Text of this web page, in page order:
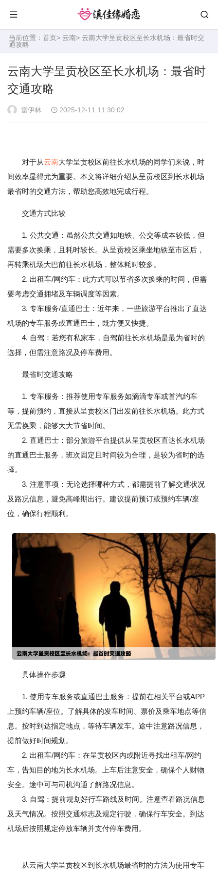
当前位置： 首页> 云南> 云南大学呈贡校区至长水机场：最省时交
通攻略
云南大学呈贡校区至长水机场：最省时
交通攻略
雷伊林 2025-12-11 11:30:02
对于从云南大学呈贡校区前往长水机场的同学们来说，时
间效率显得尤为重要。本文将详细介绍从呈贡校区到长水机场
最省时的交通方法，帮助您高效地完成行程。
交通方式比较
1. 公共交通：虽然公共交通如地铁、公交等成本较低，但
需要多次换乘，且耗时较长。从呈贡校区乘坐地铁至市区后，
再转乘机场大巴前往长水机场，整体耗时较多。
2. 出租车/网约车：此方式可以节省多次换乘的时间，但需
要考虑交通拥堵及车辆调度等因素。
3. 专车服务/直通巴士：近年来，一些旅游平台推出了直达
机场的专车服务或直通巴士，既方便又快捷。
4. 自驾：若您有私家车，自驾前往长水机场是最为省时的
选择，但需注意路况及停车费用。
最省时交通攻略
1. 专车服务：推荐使用专车服务如滴滴专车或首汽约车
等，提前预约，直接从呈贡校区门出发前往长水机场。此方式
无需换乘，能够大大节省时间。
2. 直通巴士：部分旅游平台提供从呈贡校区直达长水机场
的直通巴士服务，班次固定且时间较为合理，是较为省时的选
择。
3. 注意事项：无论选择哪种方式，都需提前了解交通状况
及路况信息，避免高峰期出行。建议提前预订或预约车辆/座
位，确保行程顺利。
具体操作步骤
1. 使用专车服务或直通巴士服务：提前在相关平台或APP
上预约车辆/座位。了解具体的发车时间、票价及乘车地点等信
息。按时到达指定地点，等待车辆发车。途中注意路况信息，
提前做好时间规划。
2. 出租车/网约车：在呈贡校区内或附近寻找出租车/网约
车，告知目的地为长水机场。上车后注意安全，确保个人财物
安全。途中可与司机沟通了解路况信息。
3. 自驾：提前规划好行车路线及时间。注意查看路况信息
及天气情况。按照交通标志及规定行驶，确保行车安全。到达
机场后按照规定停放车辆并支付停车费用。
从云南大学呈贡校区到长水机场最省时的方法为使用专车